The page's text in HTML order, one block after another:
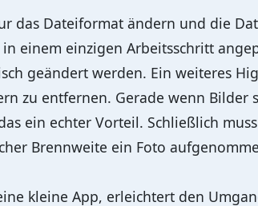
das Dateiformat ändern und die
einem einzigen Arbeitsschritt
geändert werden. Ein weiteres
zu entfernen. Gerade wenn Bilder
ein echter Vorteil. Schließlich
Brennweite ein Foto
kleine App, erleichtert den